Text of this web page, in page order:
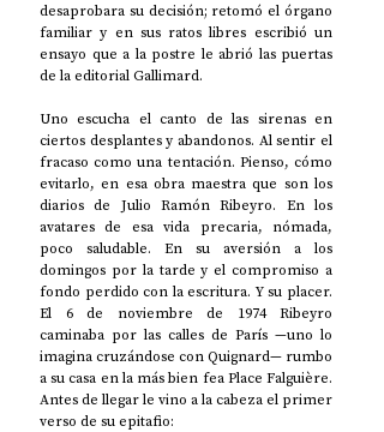
desaprobara su decisión; retomó el órgano
familiar y en sus ratos libres escribió un
ensayo que a la postre le abrió las puertas
de la editorial Gallimard.
Uno escucha el canto de las sirenas en
ciertos desplantes y abandonos. Al sentir el
fracaso como una tentación. Pienso, cómo
evitarlo, en esa obra maestra que son los
diarios de Julio Ramón Ribeyro. En los
avatares de esa vida precaria, nómada,
poco saludable. En su aversión a los
domingos por la tarde y el compromiso a
fondo perdido con la escritura. Y su placer.
El 6 de noviembre de 1974 Ribeyro
caminaba por las calles de París —uno lo
imagina cruzándose con Quignard— rumbo
a su casa en la más bien fea Place Falguière.
Antes de llegar le vino a la cabeza el primer
verso de su epitafio: